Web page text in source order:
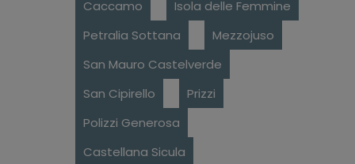
Caccamo
Isola delle Femmine
Petralia Sottana
Mezzojuso
San Mauro Castelverde
San Cipirello
Prizzi
Polizzi Generosa
Castellana Sicula